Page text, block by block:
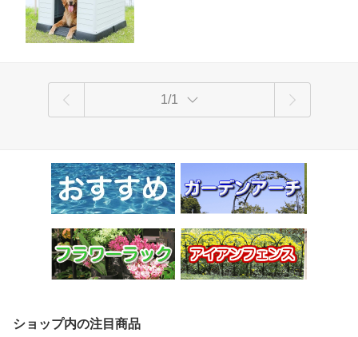
1/1
ショップ内の注目商品